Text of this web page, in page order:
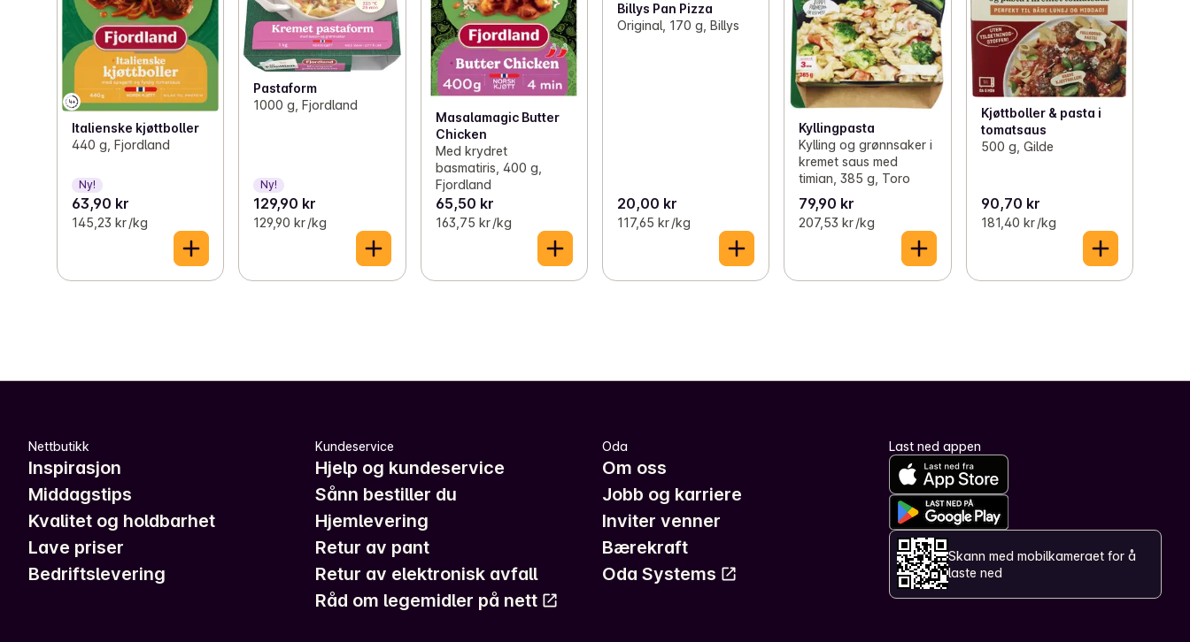
Italienske kjøttboller
440 g, Fjordland
Ny!
63,90 kr
145,23 kr /kg
Pastaform
1000 g, Fjordland
Ny!
129,90 kr
129,90 kr /kg
Masalamagic Butter
Chicken
Med krydret
basmatiris, 400 g,
Fjordland
65,50 kr
163,75 kr /kg
Billys Pan Pizza
Original, 170 g, Billys
20,00 kr
117,65 kr /kg
Kyllingpasta
Kylling og grønnsaker i
kremet saus med
timian, 385 g, Toro
79,90 kr
207,53 kr /kg
Kjøttboller & pasta i
tomatsaus
500 g, Gilde
90,70 kr
181,40 kr /kg
Nettbutikk
Inspirasjon
Middagstips
Kvalitet og holdbarhet
Lave priser
Bedriftslevering
Kundeservice
Hjelp og kundeservice
Sånn bestiller du
Hjemlevering
Retur av pant
Retur av elektronisk avfall
Råd om legemidler på nett
Oda
Om oss
Jobb og karriere
Inviter venner
Bærekraft
Oda Systems
Last ned appen
Skann med mobilkameraet for å
laste ned